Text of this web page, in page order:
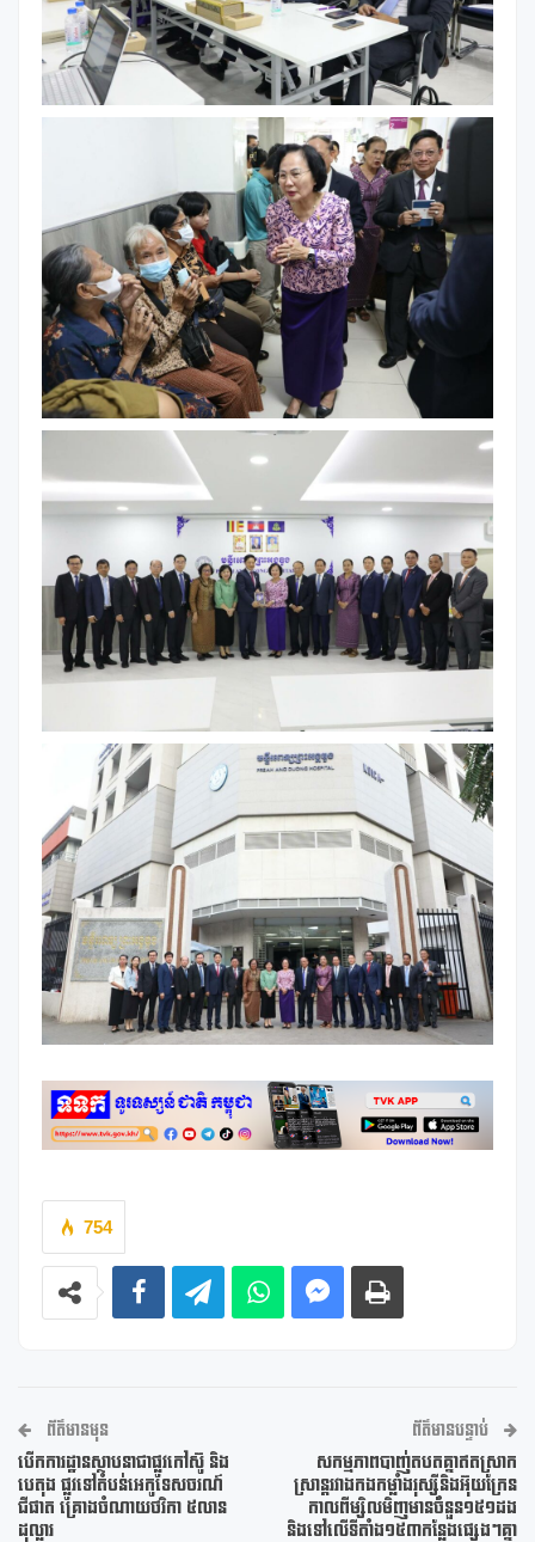
754
ព័ត៌មានមុន
បើកការដ្ឋានស្ថាបនាជា​ផ្លូវ​កៅស៊ូ ​និង
បេតុង ផ្លូវ​ទៅ​តំបន់​អេកូទេសចរណ៍
ជីផាត គ្រោងចំណាយ​ថវិកា ៥លាន​
ដុល្លារ
ព័ត៌មានបន្ទាប់
សកម្មភាពបាញ់តបតគ្នាឥតស្រាក
ស្រាន្តរវាងកងកម្លាំងរុស្ស៊ីនិងអ៊ុយក្រែន
កាលពីម្សិលមិញមានចំនួន១៥១ដង
និងទៅលើទីតាំង១៥៣កន្លែងផ្សេងៗគ្នា